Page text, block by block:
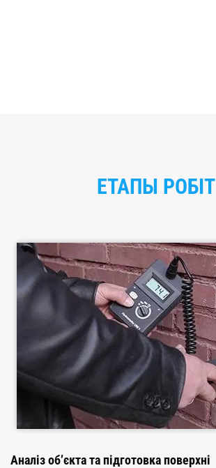
ЕТАПЫ РОБІТ
Аналіз об’єкта та підготовка поверхні